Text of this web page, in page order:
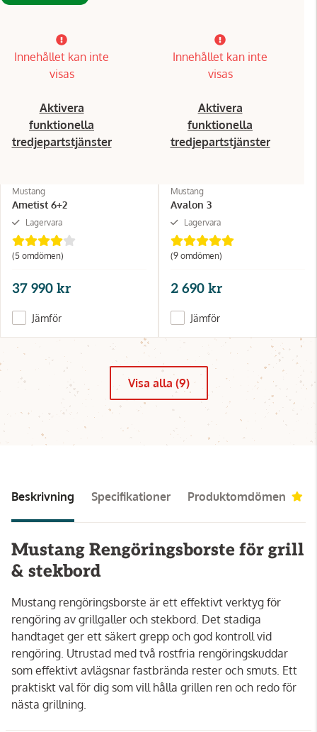
Innehållet kan inte
visas
Aktivera
funktionella
tredjepartstjänster
Mustang
Ametist 6+2
Lagervara
(5 omdömen)
37 990 kr
Jämför
Innehållet kan inte
visas
Aktivera
funktionella
tredjepartstjänster
Mustang
Avalon 3
Lagervara
(9 omdömen)
2 690 kr
Jämför
Visa alla (9)
Beskrivning Specifikationer Produktomdömen
Mustang Rengöringsborste för grill
& stekbord
Mustang rengöringsborste är ett effektivt verktyg för
rengöring av grillgaller och stekbord. Det stadiga
handtaget ger ett säkert grepp och god kontroll vid
rengöring. Utrustad med två rostfria rengöringskuddar
som effektivt avlägsnar fastbrända rester och smuts. Ett
praktiskt val för dig som vill hålla grillen ren och redo för
nästa grillning.